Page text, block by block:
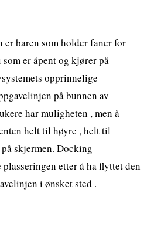
baren som holder faner for
er åpent og kjører på
opprinnelige
på bunnen av
har muligheten , men å
helt til høyre , helt til
skjermen. Docking
etter å ha flyttet den
i ønsket sted .